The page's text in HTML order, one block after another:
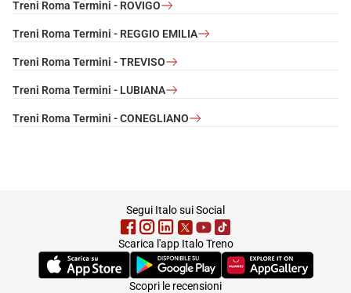
Treni Roma Termini - ROVIGO
Treni Roma Termini - REGGIO EMILIA
Treni Roma Termini - TREVISO
Treni Roma Termini - LUBIANA
Treni Roma Termini - CONEGLIANO
Segui Italo sui Social
Scarica l'app Italo Treno
(Si apre in una nuova scheda)(Si apre in una nuova scheda)
(Si apre in una nuova
Scopri le recensioni